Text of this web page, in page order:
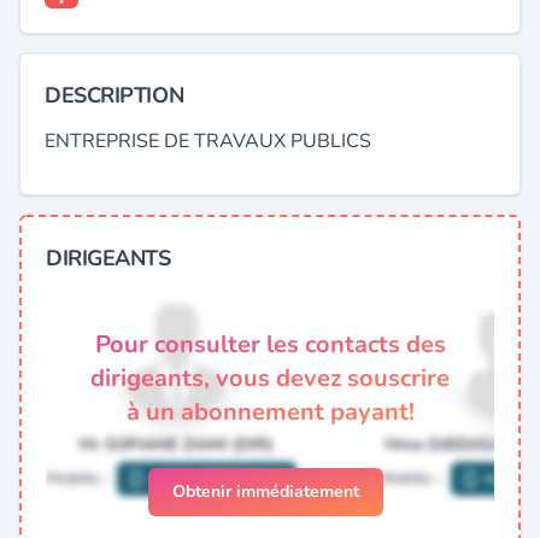
DESCRIPTION
ENTREPRISE DE TRAVAUX PUBLICS
DIRIGEANTS
Pour consulter les contacts des
dirigeants, vous devez souscrire
à un abonnement payant!
Obtenir immédiatement